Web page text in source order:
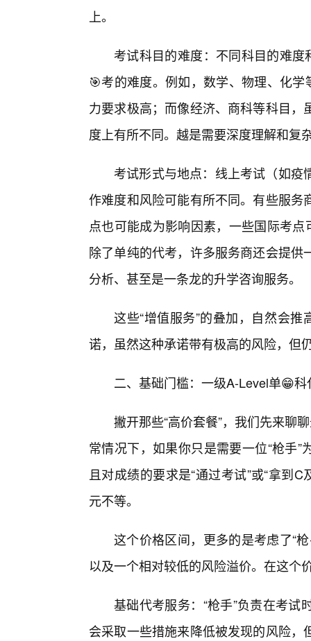
上。
考试科目的难度：不同科目的难度
🎯考的难度。例如，数学、物理、化
力要求极高；而像经济、商科等科目
度上有所不同。越是需要深度理解和复
考试形式与地点：线上考试（如
作难度和风险可能有所不同。有些服
点也可能成为影响因素，一些国际考
除了单纯的代考，许多服务商还会提
分析、甚至是一条龙的升学咨询服务。
这些“增值服务”的叠加，自然会推
诺，虽然这种承诺带有极高的风险，但
二、基础门槛：一级A-Level单😁科
撇开那些“高价套餐”，我们先来聊
常情况下，如果你只是需要一位“枪手
且对成绩的要求是“通过考试”或“拿到
元不等。
这个价格区间，更多的是考虑了“
以及一个相对较低的风险溢价。在这个
基础代考服务：“枪手”负责在考
会采取一些措施来降低被发现的风险